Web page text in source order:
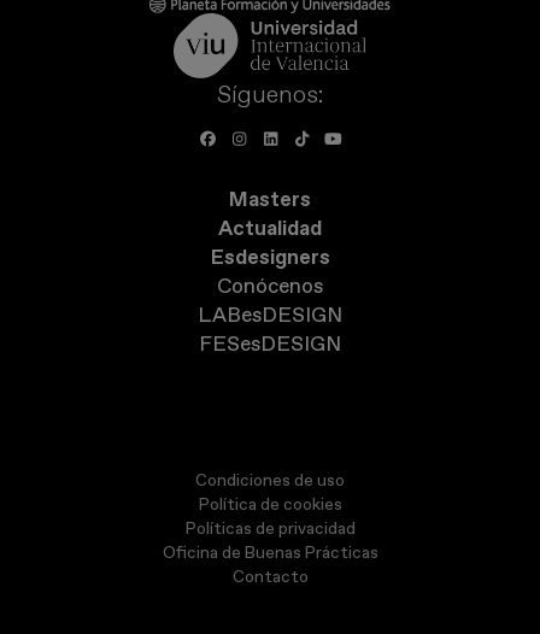
Síguenos:
Masters
Actualidad
Esdesigners
Conócenos
LABesDESIGN
FESesDESIGN
Condiciones de uso
Política de cookies
Políticas de privacidad
Oficina de Buenas Prácticas
Contacto